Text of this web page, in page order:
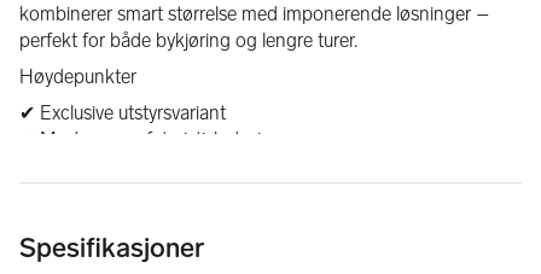
kombinerer smart størrelse med imponerende løsninger –
perfekt for både bykjøring og lengre turer.
Høydepunkter
✔ Exclusive utstyrsvariant
✔ Moderne og futuristisk design
✔ Ryggekamera og parkeringssensorer
Spesifikasjoner